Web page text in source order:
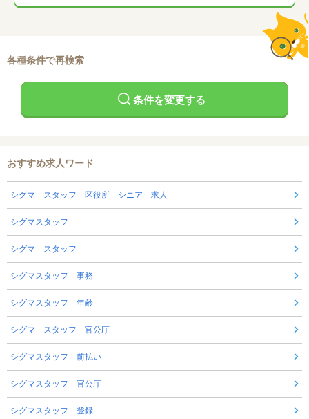
各種条件で再検索
条件を変更する
おすすめ求人ワード
シグマ スタッフ 区役所 シニア 求人
シグマスタッフ
シグマ スタッフ
シグマスタッフ 事務
シグマスタッフ 年齢
シグマ スタッフ 官公庁
シグマスタッフ 前払い
シグマスタッフ 官公庁
シグマスタッフ 登録